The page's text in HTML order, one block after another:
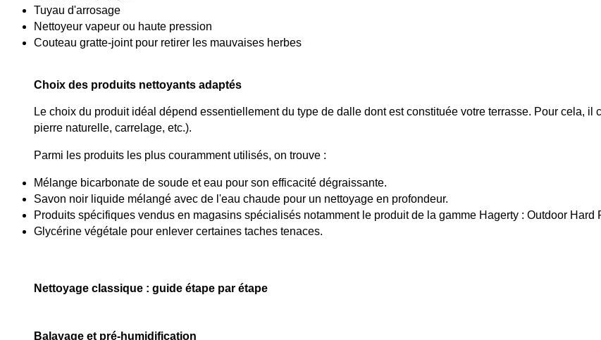
Tuyau d'arrosage
Nettoyeur vapeur ou haute pression
Couteau gratte-joint pour retirer les mauvaises herbes
Choix des produits nettoyants adaptés
Le choix du produit idéal dépend essentiellement du type de dalle dont est constituée votre terrasse. Pour cela,
pierre naturelle, carrelage, etc.).
Parmi les produits les plus couramment utilisés, on trouve :
Mélange bicarbonate de soude et eau pour son efficacité dégraissante.
Savon noir liquide mélangé avec de l'eau chaude pour un nettoyage en profondeur.
Produits spécifiques vendus en magasins spécialisés notamment le produit de la gamme Hagerty : Outdoor Hard
Glycérine végétale pour enlever certaines taches tenaces.
Nettoyage classique : guide étape par étape
Balayage et pré-humidification